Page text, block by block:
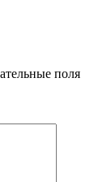
поля